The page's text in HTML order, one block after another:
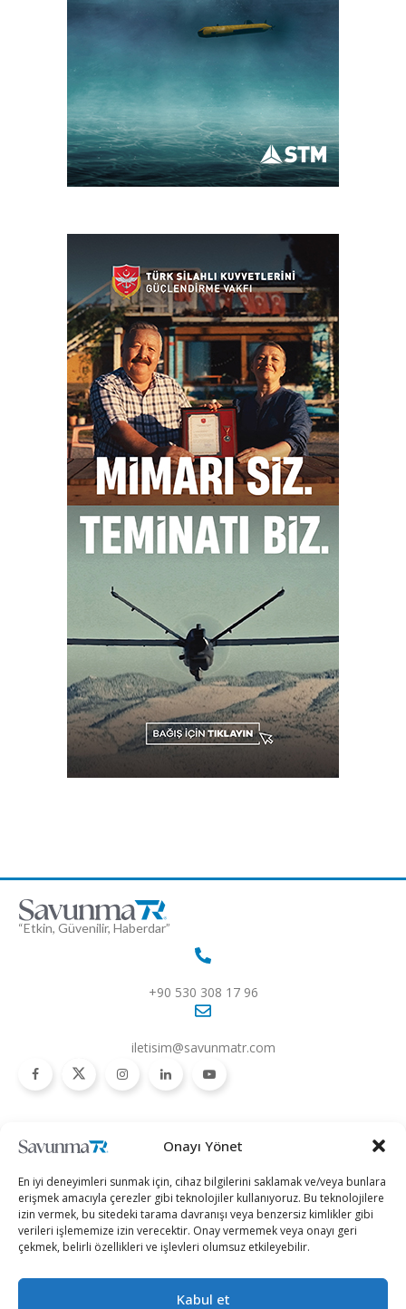
Onayı Yönet
En iyi deneyimleri sunmak için, cihaz bilgilerini saklamak ve/veya bunlara
erişmek amacıyla çerezler gibi teknolojiler kullanıyoruz. Bu teknolojilere
izin vermek, bu sitedeki tarama davranışı veya benzersiz kimlikler gibi
verileri işlememize izin verecektir. Onay vermemek veya onayı geri
çekmek, belirli özellikleri ve işlevleri olumsuz etkileyebilir.
Kabul et
“Etkin, Güvenilir, Haberdar”
+90 530 308 17 96
iletisim@savunmatr.com
Savunma Sanayii
Hava Platformları
Kara Platformları
Deniz Platformları
İnsansız Sistemler
Kategoriler
Siber Güvenlik
Teknoloji
Röportajlar
Politika
Dosya Haber
SavunmaTR
Hakkımızda
Kariyer
Gizlilik Politikası
Künye